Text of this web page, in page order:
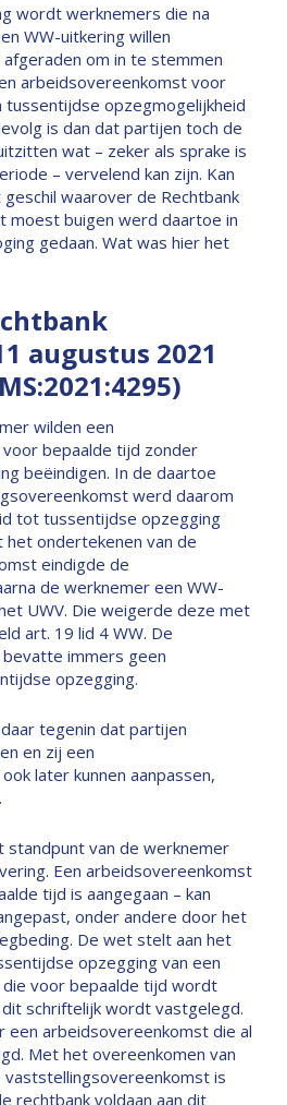
wordt werknemers die na
WW-uitkering willen
om in te stemmen
arbeidsovereenkomst voor
tussentijdse opzegmogelijkheid
is dan dat partijen toch de
wat – zeker als sprake is
– vervelend kan zijn. Kan
waarover de Rechtbank
moest buigen werd daartoe in
gedaan. Wat was hier het
augustus 2021
wilden een
bepaalde tijd zonder
beëindigen. In de daartoe
werd daarom
tot tussentijdse opzegging
ondertekenen van de
eindigde de
de werknemer een WW-
UWV. Die weigerde deze met
art. 19 lid 4 WW. De
immers geen
opzegging.
tegenin dat partijen
en zij een
later kunnen aanpassen,
standpunt van de werknemer
Een arbeidsovereenkomst
tijd is aangegaan – kan
onder andere door het
De wet stelt aan het
opzegging van een
voor bepaalde tijd wordt
schriftelijk wordt vastgelegd.
een arbeidsovereenkomst die al
Met het overeenkomen van
is
rechtbank voldaan aan dit